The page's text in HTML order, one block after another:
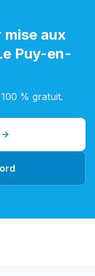
mise aux
Puy-en-
% gratuit.